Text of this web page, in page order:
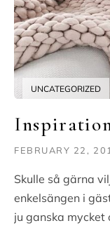
UNCATEGORIZED
FEBRUARY 22,
Skulle så gärna
enkelsängen i
ju ganska mycket